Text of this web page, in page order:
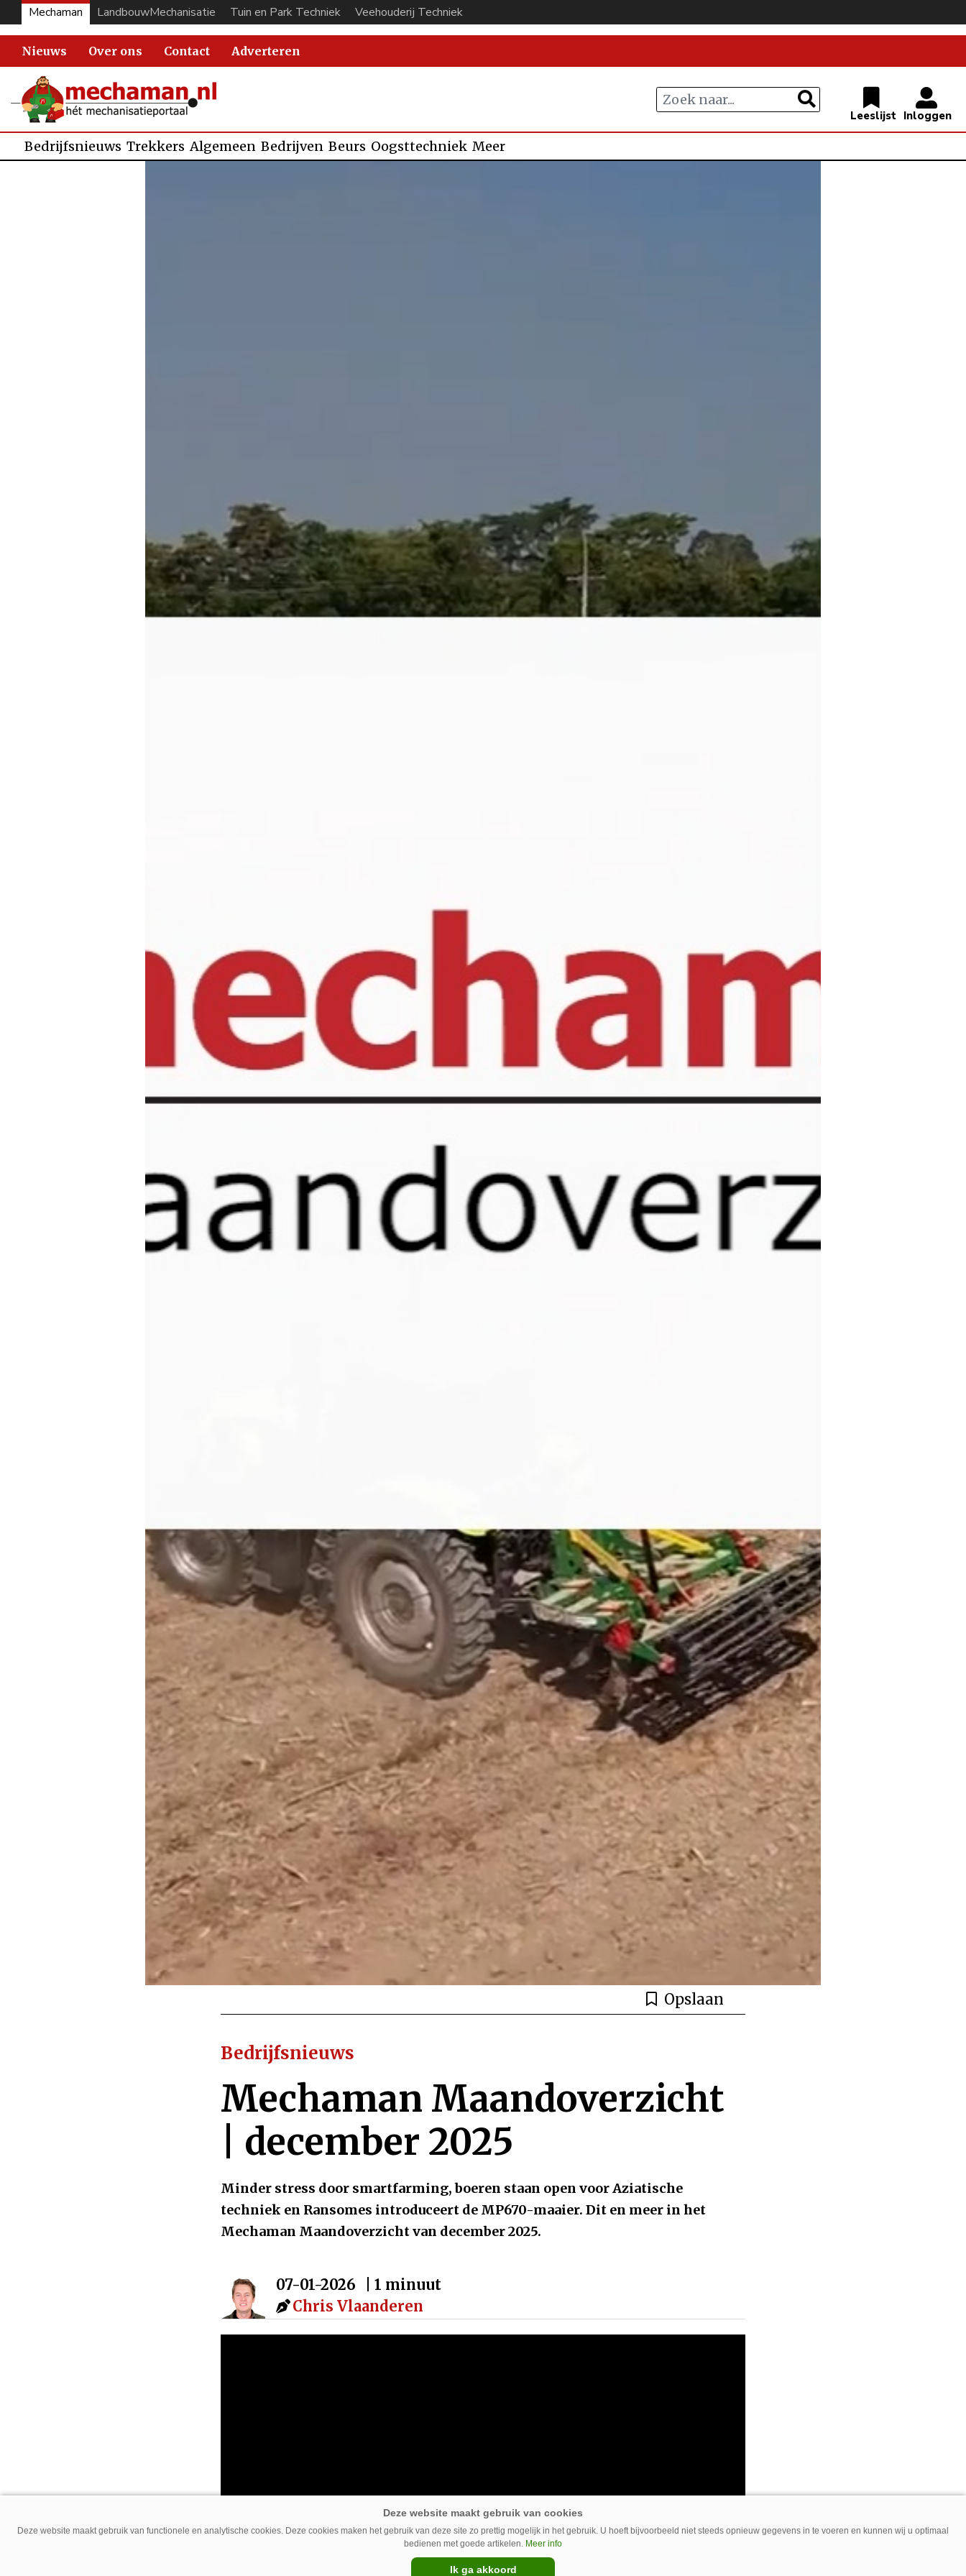
Mechaman LandbouwMechanisatie Tuin en Park Techniek Veehouderij Techniek
Nieuws Over ons Contact Adverteren
Bedrijfsnieuws Trekkers Algemeen Bedrijven Beurs Oogsttechniek Meer
Opslaan
Bedrijfsnieuws
Mechaman Maandoverzicht
| december 2025
Minder stress door smartfarming, boeren staan open voor Aziatische
techniek en Ransomes introduceert de MP670-maaier. Dit en meer in het
Mechaman Maandoverzicht van december 2025.
07-01-2026
| 1 minuut
Chris Vlaanderen
Deze website maakt gebruik van functionele en analytische cookies. Deze cookies maken het gebruik van deze site zo prettig mogelijk in het gebruik. U hoeft bijvoorbeeld niet steeds opnieuw gegevens in te voeren en kunnen wij u optimaal
bedienen met goede artikelen. Meer info
Ik ga akkoord